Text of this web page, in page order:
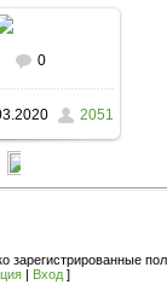
размере
/ 145.6Kb
0
2051
зарегистрированные
| Вход ]